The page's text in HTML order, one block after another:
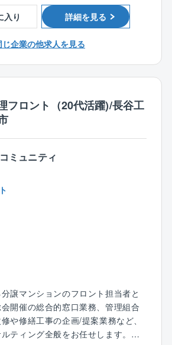
OJTが基本になっており、教育担
。
手や経験の少ない社員は参加して
りますが、ブロック制度（会社指定
転勤範囲を選べる制度）を採用。
は本人の希望や家庭事情等を事前
転居をともなう異動が発生する場
。
育
教育センターで実施。
務に集中できる
ンには管理員が常駐しているた
事管理、コールセンター受付など
り、各部と連携を図りながら、分
ない
24時間稼働のコールセンターで対
な現地での対応もしやすい環境で
でお客様目線で仕事ができる
りますが、過度な売り込みはな
産価値維持、安全/予防の観点から
やすい評価制度
在籍しており、担当者から約3年で
もおります。
入り 詳細を見る
じ企業の他求人を見る
フロント（20代活躍)/長谷工
ミュニティ
譲マンションのフロント担当者と
開催の総合的窓口業務、管理組合
や修繕工事の企画/提案業務など、
ティング全般をお任せします。